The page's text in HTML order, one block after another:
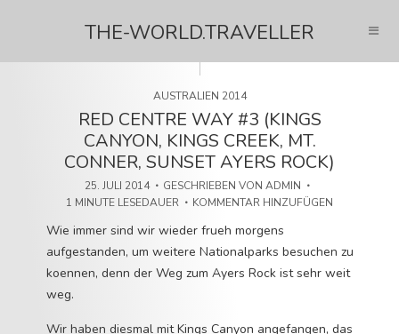
THE-WORLD.TRAVELLER
AUSTRALIEN 2014
RED CENTRE WAY #3 (KINGS
CANYON, KINGS CREEK, MT.
CONNER, SUNSET AYERS ROCK)
25. JULI 2014 GESCHRIEBEN VON ADMIN
1 MINUTE LESEDAUER
KOMMENTAR HINZUFÜGEN
Wie immer sind wir wieder frueh morgens
aufgestanden, um weitere Nationalparks besuchen zu
koennen, denn der Weg zum Ayers Rock ist sehr weit
weg.
Wir haben diesmal mit Kings Canyon angefangen, das